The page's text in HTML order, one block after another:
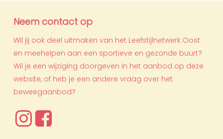
Neem contact op
Wil jij ook deel uitmaken van het Leefstijlnetwerk Oost
en meehelpen aan een sportieve en gezonde buurt?
Wil je een wijziging doorgeven in het aanbod op deze
website, of heb je een andere vraag over het
beweegaanbod?